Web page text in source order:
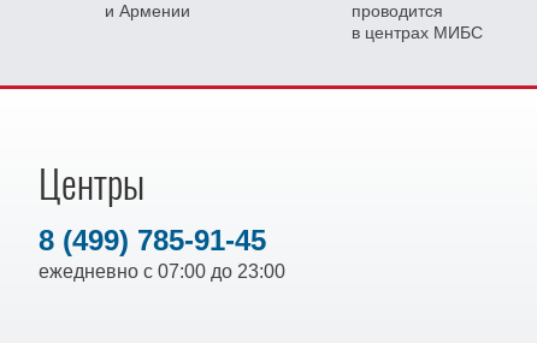
и Армении
проводится
в центрах МИБС
Центры
8 (499) 785-91-45
ежедневно с 07:00 до 23:00